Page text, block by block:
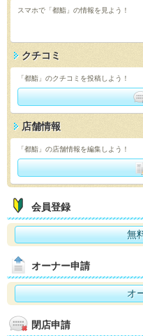
スマホで「都鮨」の情報を見よう！
クチコミ
「都鮨」のクチコミを投稿しよう！
店舗情報
「都鮨」の店舗情報を編集しよう！
会員登録
無
オーナー申請
オ
閉店申請